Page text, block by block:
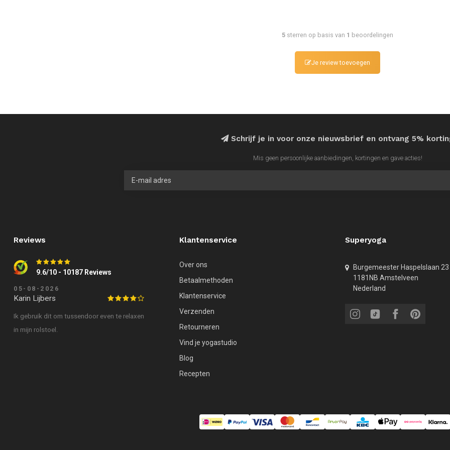
5 sterren op basis van 1 beoordelingen
Je review toevoegen
Schrijf je in voor onze nieuwsbrief en ontvang 5%
Mis geen persoonlijke aanbiedingen, kortingen en gave acties!
Reviews
9.6/10 - 10187 Reviews
05-08-2026
Karin Lijbers
Ik gebruik dit om tussendoor even te relaxen
in mijn rolstoel.
Klantenservice
Over ons
Betaalmethoden
Klantenservice
Verzenden
Retourneren
Vind je yogastudio
Blog
Recepten
Superyoga
Burgemeester Haspelslaan 23
1181NB Amstelveen
Nederland